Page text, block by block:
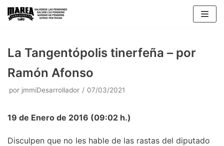
Saltar
La Tangentópolis tinerfeña – por
Ramón Afonso
por jmmiDesarrollador 07/03/2021
19 de Enero de 2016 (09:02 h.)
Disculpen que no les hable de las rastas del diputado